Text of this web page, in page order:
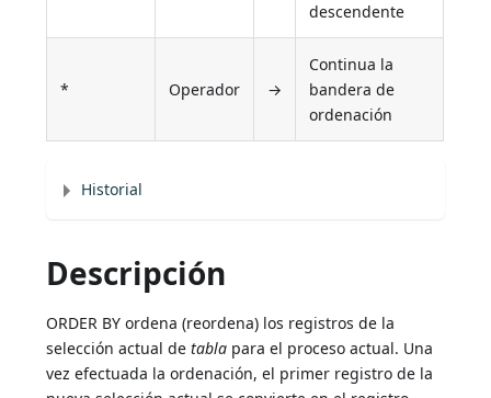
descendente
* Operador →
Continua la
bandera de
ordenación
Historial
Descripción
ORDER BY ordena (reordena) los registros de la
selección actual detabla para el proceso actual. Una
vez efectuada la ordenación, el primer registro de la